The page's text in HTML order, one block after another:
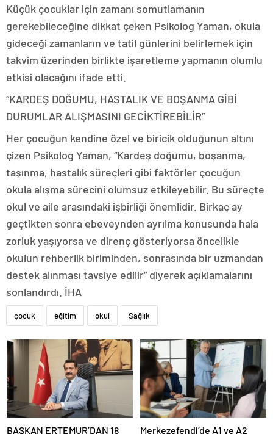
Küçük çocuklar için zamanı somutlamanın
gerekebileceğine dikkat çeken Psikolog Yaman, okula
gideceği zamanların ve tatil günlerini belirlemek için
takvim üzerinden birlikte işaretleme yapmanın olumlu
etkisi olacağını ifade etti.
“KARDEŞ DOĞUMU, HASTALIK VE BOŞANMA GİBİ
DURUMLAR ALIŞMASINI GECİKTİREBİLİR”
Her çocuğun kendine özel ve biricik olduğunun altını
çizen Psikolog Yaman, “Kardeş doğumu, boşanma,
taşınma, hastalık süreçleri gibi faktörler çocuğun
okula alışma sürecini olumsuz etkileyebilir. Bu süreçte
okul ve aile arasındaki işbirliği önemlidir. Birkaç ay
geçtikten sonra ebeveynden ayrılma konusunda hala
zorluk yaşıyorsa ve direnç gösteriyorsa öncelikle
okulun rehberlik biriminden, sonrasında bir uzmandan
destek alınması tavsiye edilir” diyerek açıklamalarını
sonlandırdı. İHA
çocuk eğitim okul Sağlık
BAŞKAN ERTEMUR’DAN 18 Merkezefendi’de A1 ve A2